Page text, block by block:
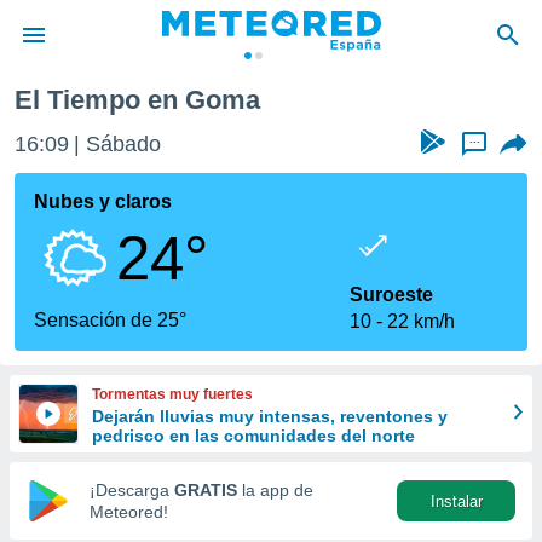
de
por
que se
calidad.
a este
las
y
forma
digital
basada
El Tiempo en Goma
16:09 Sábado ...
Nubes y claros
24°
Sensación de 25°
Suroeste
10
22 km/h
Tormentas muy fuertes
Dejarán lluvias muy intensas, reventones y
pedrisco en las comunidades del norte
¡Descarga GRATIS la app de
Meteored!
Instalar